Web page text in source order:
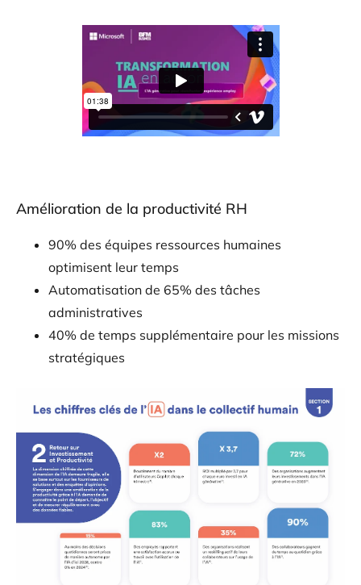
Amélioration de la productivité RH
90% des équipes ressources humaines
optimisent leur temps
Automatisation de 65% des tâches
administratives
40% de temps supplémentaire pour les missions
stratégiques